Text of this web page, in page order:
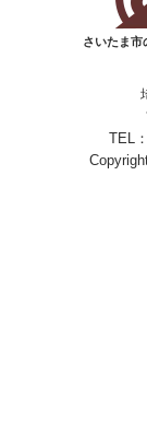
さいたま市
TEL：